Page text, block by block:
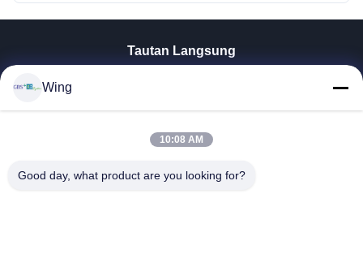
Tautan Langsung
Pertunjukan VR
Tur Pabrik
Wing
10:08 AM
Good day, what product are you looking for?